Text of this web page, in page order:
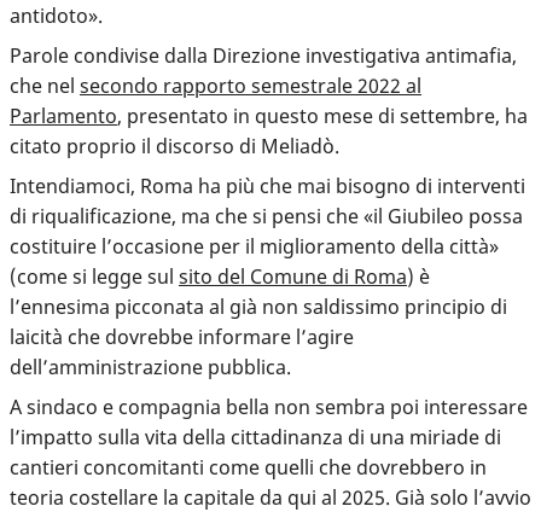
antidoto».
Parole condivise dalla Direzione investigativa antimafia,
che nel secondo rapporto semestrale 2022 al
Parlamento, presentato in questo mese di settembre, ha
citato proprio il discorso di Meliadò.
Intendiamoci, Roma ha più che mai bisogno di interventi
di riqualificazione, ma che si pensi che «il Giubileo possa
costituire l’occasione per il miglioramento della città»
(come si legge sul sito del Comune di Roma) è
l’ennesima picconata al già non saldissimo principio di
laicità che dovrebbe informare l’agire
dell’amministrazione pubblica.
A sindaco e compagnia bella non sembra poi interessare
l’impatto sulla vita della cittadinanza di una miriade di
cantieri concomitanti come quelli che dovrebbero in
teoria costellare la capitale da qui al 2025. Già solo l’avvio